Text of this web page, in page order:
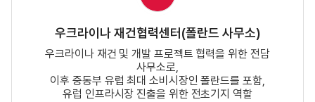
우크라이나 재건협력센터(폴란드 사무소)
우크라이나 재건 및 개발 프로젝트 협력을 위한 전담
사무소로,
이후 중동부 유럽 최대 소비시장인 폴란드를 포함,
유럽 인프라시장 진출을 위한 전초기지 역할